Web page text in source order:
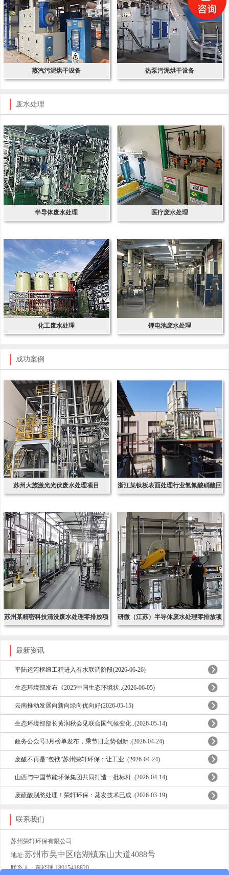
蒸汽污泥烘干设备 热泵污泥烘干设备
废水处理
半导体废水处理 医疗废水处理
化工废水处理 锂电池废水处理
成功案例
苏州大族激光光伏废水处理项目 浙江某钛板表面处理行业氢氟酸硝酸回
苏州某精密科技清洗废水处理零排放项 研微（江苏）半导体废水处理零排放项
最新资讯
平陆运河枢纽工程进入有水联调阶段(2026-06-26)
生态环境部发布《2025中国生态环境状..(2026-06-05)
云南推动发展向新向绿向优向好(2026-05-15)
生态环境部部长黄润秋会见联合国气候变化..(2026-05-14)
政务公众号3月榜单发布，乘节日之势创新..(2026-04-24)
废酸不再是“包袱”苏州荣轩环保：让工业..(2026-04-24)
山西与中国节能环保集团共同打造一批标杆..(2026-04-14)
废硫酸别愁处理！荣轩环保：蒸发技术已成..(2026-03-19)
联系我们
苏州荣轩环保有限公司
地址:苏州市吴中区临湖镇东山大道4088号
联系人：董经理 18915418820